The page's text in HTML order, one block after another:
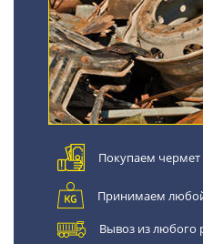
Покупаем чермет
Принимаем
Вывоз из любого